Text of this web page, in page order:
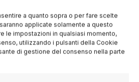
a quanto sopra o per fare scelte
applicate solamente a questo
le impostazioni in qualsiasi momento,
utilizzando i pulsanti della Cookie
di gestione del consenso nella parte
birra artigianale con pizza
vino con arancina e panelle